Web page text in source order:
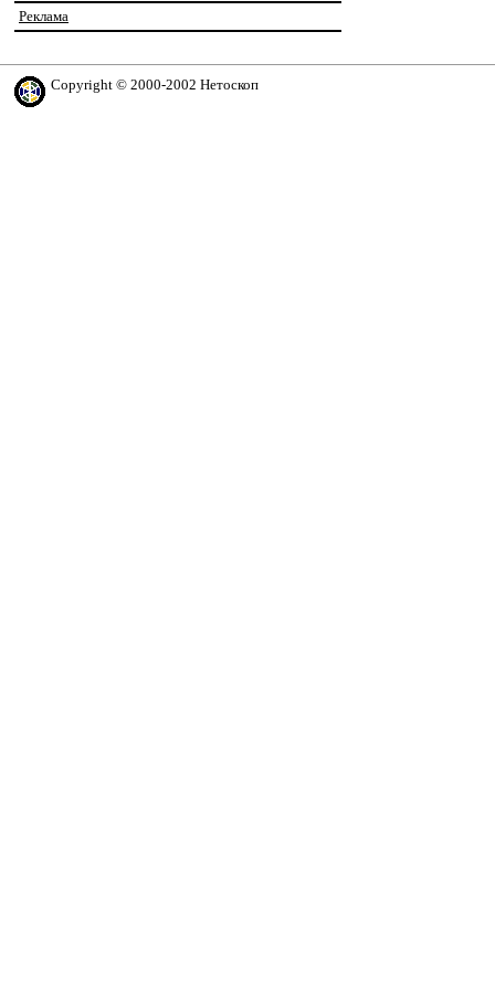
Реклама
Copyright © 2000-2002 Нетоскоп